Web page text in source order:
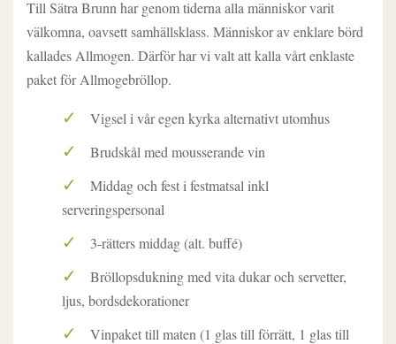
Till Sätra Brunn har genom tiderna alla människor varit
välkomna, oavsett samhällsklass. Människor av enklare börd
kallades Allmogen. Därför har vi valt att kalla vårt enklaste
paket för Allmogebröllop.
Vigsel i vår egen kyrka alternativt utomhus
Brudskål med mousserande vin
Middag och fest i festmatsal inkl
serveringspersonal
3-rätters middag (alt. buffé)
Bröllopsdukning med vita dukar och servetter,
ljus, bordsdekorationer
Vinpaket till maten (1 glas till förrätt, 1 glas till